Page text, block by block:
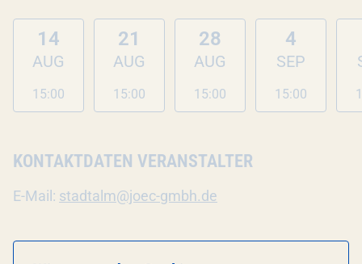
14
AUG
15:00
21
AUG
15:00
28
AUG
15:00
4
SEP
15:00
KONTAKTDATEN VERANSTALTER
E-Mail: stadtalm@joec-gmbh.de